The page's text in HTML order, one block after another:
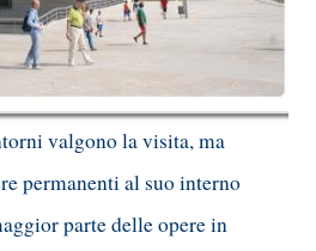
valgono la visita, ma
permanenti al suo interno
parte delle opere in